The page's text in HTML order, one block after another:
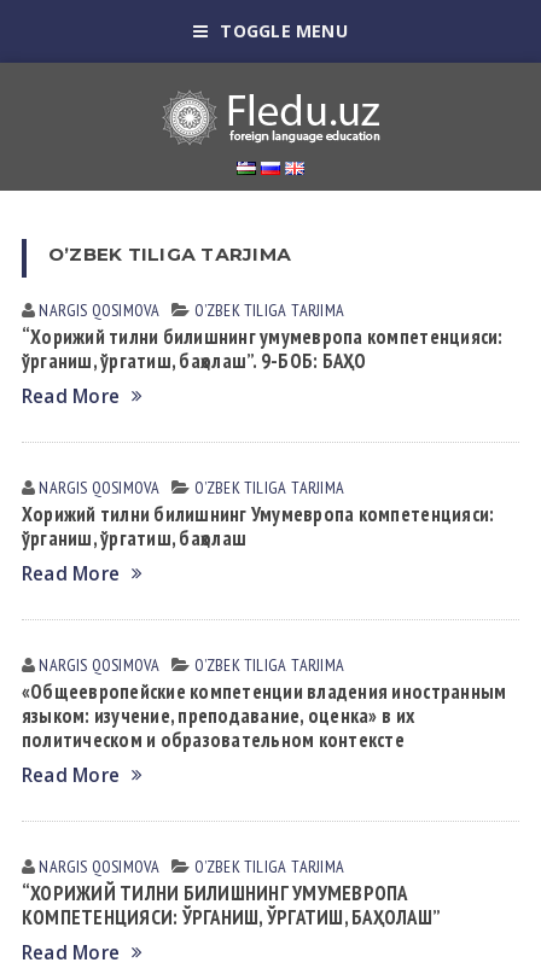
TOGGLE MENU
OʼZBEK TILIGА TАRJIMА
NARGIS QOSIMOVА OʼZBEK TILIGА TАRJIMА
“Хорижий тилни билишнинг умумевропа компетенцияси:
ўрганиш, ўргатиш, баҳолаш”. 9-БОБ: БАҲО
Read More
NARGIS QOSIMOVА OʼZBEK TILIGА TАRJIMА
Хорижий тилни билишнинг Умумевропа компетенцияси:
ўрганиш, ўргатиш, баҳолаш
Read More
NARGIS QOSIMOVА OʼZBEK TILIGА TАRJIMА
«Общеевропейские компетенции владения иностранным
языком: изучение, преподавание, оценка» в их
политическом и образовательном контексте
Read More
NARGIS QOSIMOVА OʼZBEK TILIGА TАRJIMА
“ХОРИЖИЙ ТИЛНИ БИЛИШНИНГ УМУМЕВРОПА
КОМПЕТЕНЦИЯСИ: ЎРГАНИШ, ЎРГАТИШ, БАҲОЛАШ”
Read More